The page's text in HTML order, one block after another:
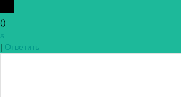
()
x
| Ответить